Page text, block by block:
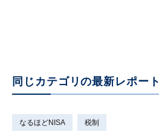
同じカテゴリの最新レポート
なるほどNISA 税制